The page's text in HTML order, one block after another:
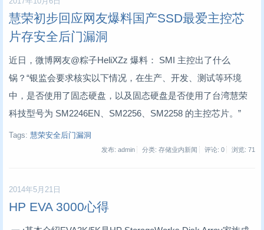
慧荣初步回应网友爆料国产SSD最爱主控芯
片存安全后门漏洞
近日，微博网友@粽子HeliXZz 爆料： SMI 主控出了什么
锅？“银监会要求核实以下情况，在生产、开发、测试等环境
中，是否使用了固态硬盘，以及固态硬盘是否使用了台湾慧荣
科技型号为 SM2246EN、SM2256、SM2258 的主控芯片。”
Tags: 慧荣安全后门漏洞
发布: admin 分类: 存储业内新闻 评论: 0 浏览: 71
2014年5月21日
HP EVA 3000心得